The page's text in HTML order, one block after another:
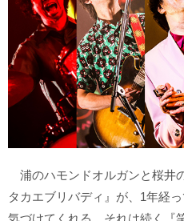
浦のハモンドオルガンと桜井
タカエブリバディ』が、1年経